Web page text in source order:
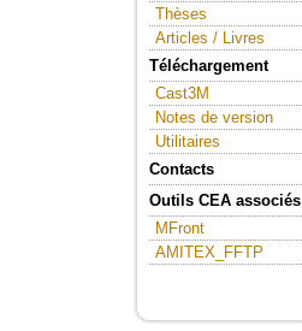
Thèses
Articles / Livres
Téléchargement
Cast3M
Notes de version
Utilitaires
Contacts
Outils CEA associés
MFront
AMITEX_FFTP